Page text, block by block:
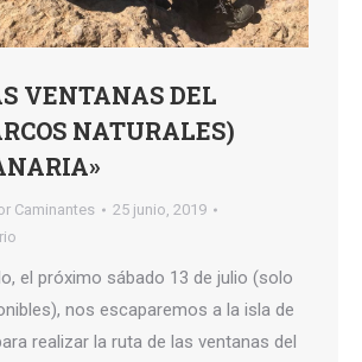
VENTANAS DEL
NATURALES)
Caminantes
25 junio, 2019
el próximo sábado 13 de julio (solo
nos escaparemos a la isla de
realizar la ruta de las ventanas del